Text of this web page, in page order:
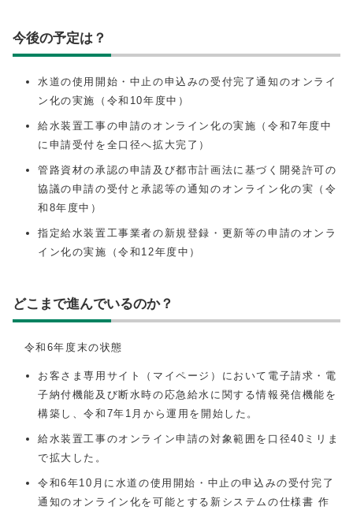
今後の予定は？
水道の使用開始・中止の申込みの受付完了通知のオンライ
ン化の実施（令和10年度中）
給水装置工事の申請のオンライン化の実施（令和7年度中
に申請受付を全口径へ拡大完了）
管路資材の承認の申請及び都市計画法に基づく開発許可の
協議の申請の受付と承認等の通知のオンライン化の実（令
和8年度中）
指定給水装置工事業者の新規登録・更新等の申請のオンラ
イン化の実施（令和12年度中）
どこまで進んでいるのか？
令和6年度末の状態
お客さま専用サイト（マイページ）において電子請求・電
子納付機能及び断水時の応急給水に関する情報発信機能を
構築し、令和7年1月から運用を開始した。
給水装置工事のオンライン申請の対象範囲を口径40ミリま
で拡大した。
令和6年10月に水道の使用開始・中止の申込みの受付完了
通知のオンライン化を可能とする新システムの仕様書 作